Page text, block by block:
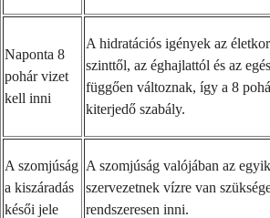
Naponta 8
pohár vizet
kell inni
A hidratációs igények az
szinttől, az éghajlattól és az
függően változnak, így a 8
kiterjedő szabály.
A szomjúság
a kiszáradás
késői jele
A szomjúság valójában az
szervezetnek vízre van
rendszeresen inni.